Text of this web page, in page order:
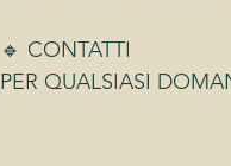
🔹 CONTATTI
PER QUALSIASI